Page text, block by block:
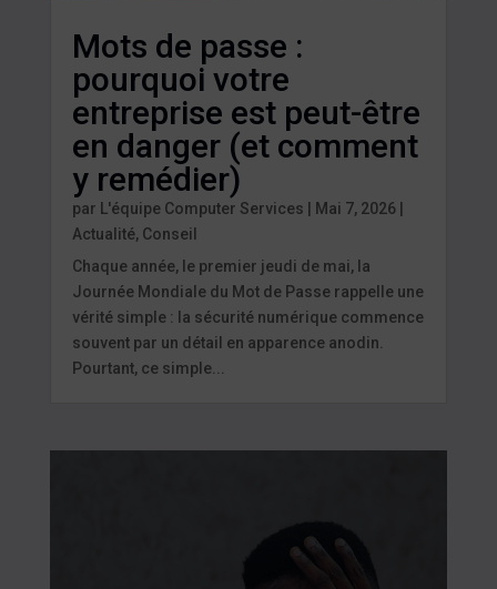
Mots de passe :
pourquoi votre
entreprise est peut-être
en danger (et comment
y remédier)
par L'équipe Computer Services Mai 7, 2026|
Actualité, Conseil
Chaque année, le premier jeudi de mai, la
Journée Mondiale du Mot de Passe rappelle une
vérité simple : la sécurité numérique commence
souvent par un détail en apparence anodin.
Pourtant, ce simple...